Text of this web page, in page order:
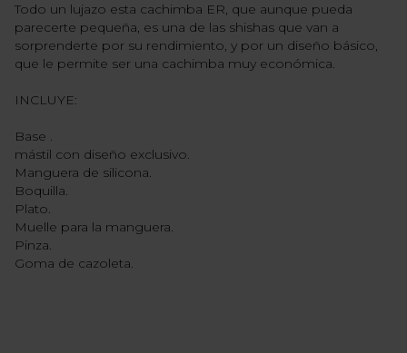
Todo un lujazo esta cachimba ER, que aunque pueda
parecerte pequeña, es una de las shishas que van a
sorprenderte por su rendimiento, y por un diseño básico,
que le permite ser una cachimba muy económica.
INCLUYE:
Base .
mástil con diseño exclusivo.
Manguera de silicona.
Boquilla.
Plato.
Muelle para la manguera.
Pinza.
Goma de cazoleta.